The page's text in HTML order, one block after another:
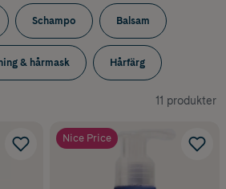
Schampo Balsam
& hårmask Hårfärg
11 produkter
Nice Price